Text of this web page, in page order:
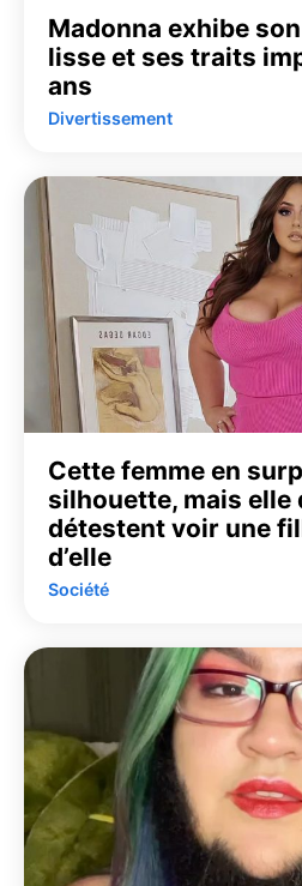
Madonna exhibe
lisse et ses traits
ans
Divertissement
Cette femme en
silhouette, mais elle
détestent voir une
d’elle
Société